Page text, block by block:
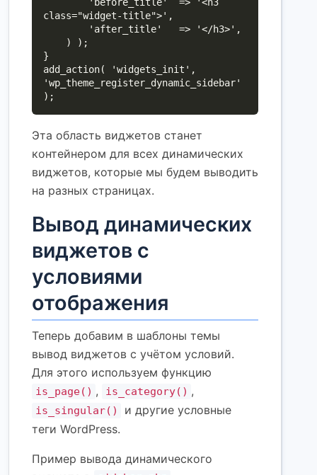
class="widget-title">',
}
add_action( 'widgets_init',
'wp_theme_register_dynamic_sidebar'
);
Эта область виджетов станет
контейнером для всех динамических
виджетов, которые мы будем выводить
на разных страницах.
Вывод динамических
виджетов с
условиями
отображения
Теперь добавим в шаблоны темы
вывод виджетов с учётом условий.
Для этого используем функцию
is_page() , is_category() ,
is_singular()
и другие условные
теги WordPress.
Пример вывода динамического